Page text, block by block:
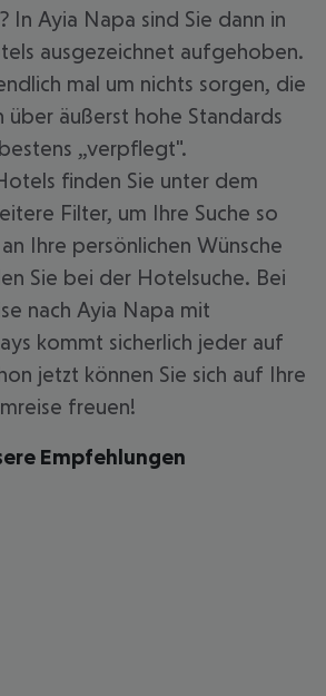
In Ayia Napa sind Sie dann in
ausgezeichnet aufgehoben.
mal um nichts sorgen, die
über äußerst hohe Standards
„verpflegt".
finden Sie unter dem
Filter, um Ihre Suche so
Ihre persönlichen Wünsche
Sie bei der Hotelsuche. Bei
nach Ayia Napa mit
kommt sicherlich jeder auf
jetzt können Sie sich auf Ihre
freuen!
Empfehlungen